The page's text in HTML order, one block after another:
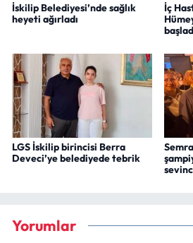
İskilip Belediyesi’nde sağlık
heyeti ağırladı
İç
LGS İskilip birincisi Berra
Deveci’ye belediyede tebrik
Yorumlar